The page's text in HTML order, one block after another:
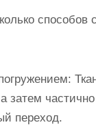
способов
затем
переход.